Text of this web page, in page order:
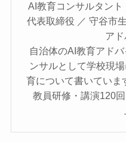
AI教育コンサルタン
代表取締役 ／ 守谷市
ア
自治体のAI教育アド
ンサルとして学校現
育について書いていま
教員研修・講演120